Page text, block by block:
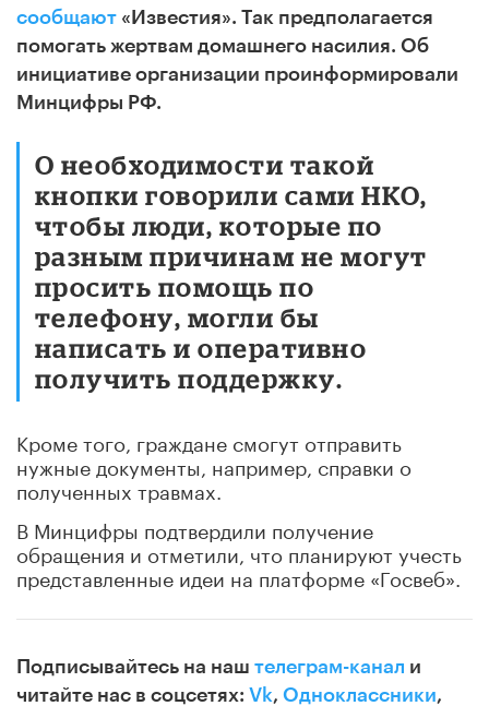
сообщают «Известия». Так предполагается
помогать жертвам домашнего насилия. Об
инициативе организации проинформировали
Минцифры РФ.
О необходимости такой
кнопки говорили сами НКО,
чтобы люди, которые по
разным причинам не могут
просить помощь по
телефону, могли бы
написать и оперативно
получить поддержку.
Кроме того, граждане смогут отправить
нужные документы, например, справки о
полученных травмах.
В Минцифры подтвердили получение
обращения и отметили, что планируют учесть
представленные идеи на платформе «Госвеб».
Подписывайтесь на наш телеграм-канал и
читайте нас в соцсетях: Vk, Одноклассники,